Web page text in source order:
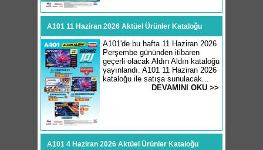
A101 11 Haziran 2026 Aktüel Ürünler Kataloğu
A101'de bu hafta 11 Haziran 2026
Perşembe gününden itibaren
geçerli olacak Aldın Aldın kataloğu
yayınlandı. A101 11 Haziran 2026
kataloğu ile satışa sunulacak...
DEVAMINI OKU >>
A101 4 Haziran 2026 Aktüel Ürünler Kataloğu